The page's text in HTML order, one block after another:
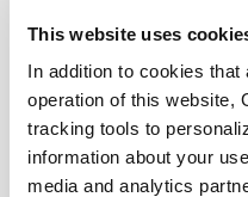
This website uses
In addition to cookies
operation of this website,
tracking tools to
information about your
media and analytics
maggior semplicità di
sistemi pre-esistenti.
L’assenza di contatto
problemi di usura e
di vita pressoché